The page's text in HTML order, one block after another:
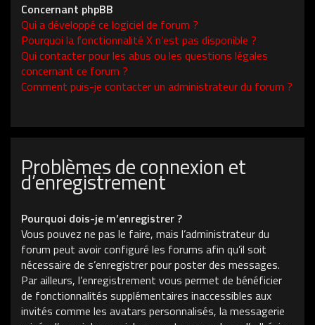
Concernant phpBB
Qui a développé ce logiciel de forum ?
Pourquoi la fonctionnalité X n’est pas disponible ?
Qui contacter pour les abus ou les questions légales
concernant ce forum ?
Comment puis-je contacter un administrateur du forum ?
Problèmes de connexion et
d’enregistrement
Pourquoi dois-je m’enregistrer ?
Vous pouvez ne pas le faire, mais l’administrateur du
forum peut avoir configuré les forums afin qu’il soit
nécessaire de s’enregistrer pour poster des messages.
Par ailleurs, l’enregistrement vous permet de bénéficier
de fonctionnalités supplémentaires inaccessibles aux
invités comme les avatars personnalisés, la messagerie